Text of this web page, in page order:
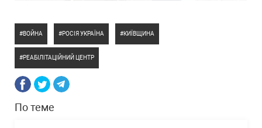
ВОЙНА РОСІЯ УКРАЇНА КИЇВЩИНА
РЕАБІЛІТАЦІЙНИЙ ЦЕНТР
По теме